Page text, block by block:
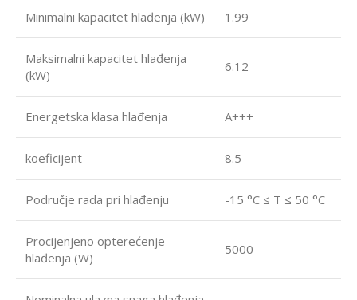
Minimalni kapacitet hlađenja (kW) 1.99
Maksimalni kapacitet hlađenja
(kW)
6.12
Energetska klasa hlađenja A+++
koeficijent 8.5
Područje rada pri hlađenju -15 °C ≤ T ≤ 50 °C
Procijenjeno opterećenje
hlađenja (W)
5000